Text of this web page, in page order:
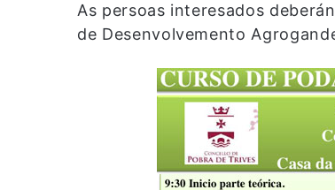
As persoas interesados
de Desenvolvemento